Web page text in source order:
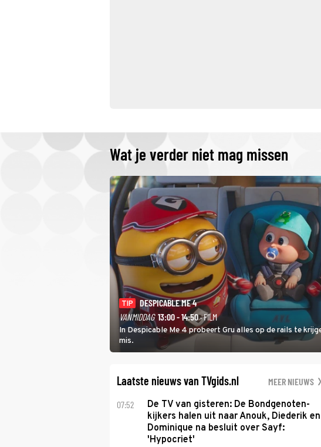
Wat je verder niet mag missen
TIP
DESPICABLE ME 4
VANMIDDAG 13:00 - 14:50· FILM
In Despicable Me 4 probeert Gru alles op de rails te
mis.
Laatste nieuws van TVgids.nl MEER NIEUWS
07:52
De TV van gisteren: De Bondgenoten-
kijkers halen uit naar Anouk, Diederik en
Dominique na besluit over Sayf:
'Hypocriet'